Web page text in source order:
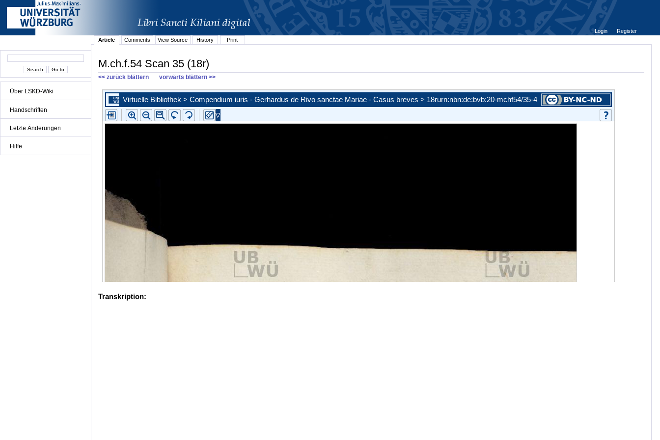
Über LSKD-Wiki
Handschriften
Letzte Änderungen
Hilfe
Login
Register
Article
Comments View Source History Print
M.ch.f.54 Scan 35 (18r)
<< zurück blättern vorwärts blättern >>
Transkription: